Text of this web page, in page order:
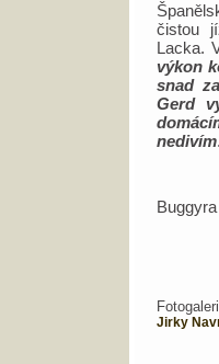
čistou
Lacka.
výkon
snad
Gerd
nedivím
Buggyra
Jirky